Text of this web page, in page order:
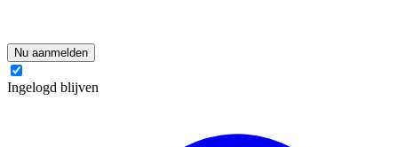
Nu aanmelden
Ingelogd blijven